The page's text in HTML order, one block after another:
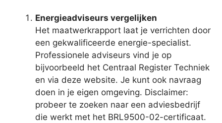
Energieadviseurs vergelijken
Het maatwerkrapport laat je verrichten door
een gekwalificeerde energie-specialist.
Professionele adviseurs vind je op
bijvoorbeeld het Centraal Register Techniek
en via deze website. Je kunt ook navraag
doen in je eigen omgeving. Disclaimer:
probeer te zoeken naar een adviesbedrijf
die werkt met het BRL9500-02-certificaat.